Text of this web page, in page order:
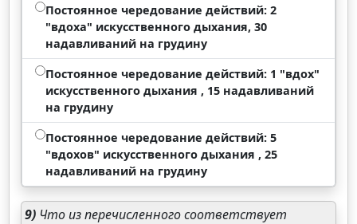
Постоянное чередование действий: 2
"вдоха" искусственного дыхания, 30
надавливаний на грудину
Постоянное чередование действий: 1 "вдох"
искусственного дыхания , 15 надавливаний
на грудину
Постоянное чередование действий: 5
"вдохов" искусственного дыхания , 25
надавливаний на грудину
9) Что из перечисленного соответствует